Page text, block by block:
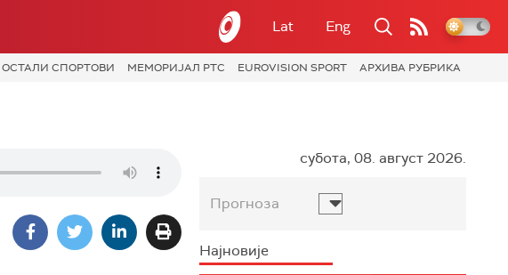
Lat Eng
ОСТАЛИ СПОРТОВИ МЕМОРИЈАЛ РТС EUROVISION SPORT АРХИВА РУБРИКА
субота, 08. август 2026.
Прогноза
Најновије